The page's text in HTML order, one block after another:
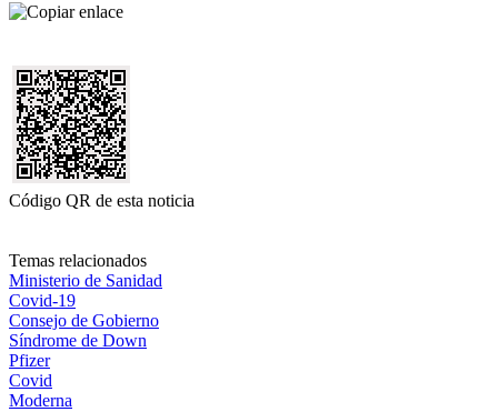
Código QR de esta noticia
Temas relacionados
Ministerio de Sanidad
Covid-19
Consejo de Gobierno
Síndrome de Down
Pfizer
Covid
Moderna